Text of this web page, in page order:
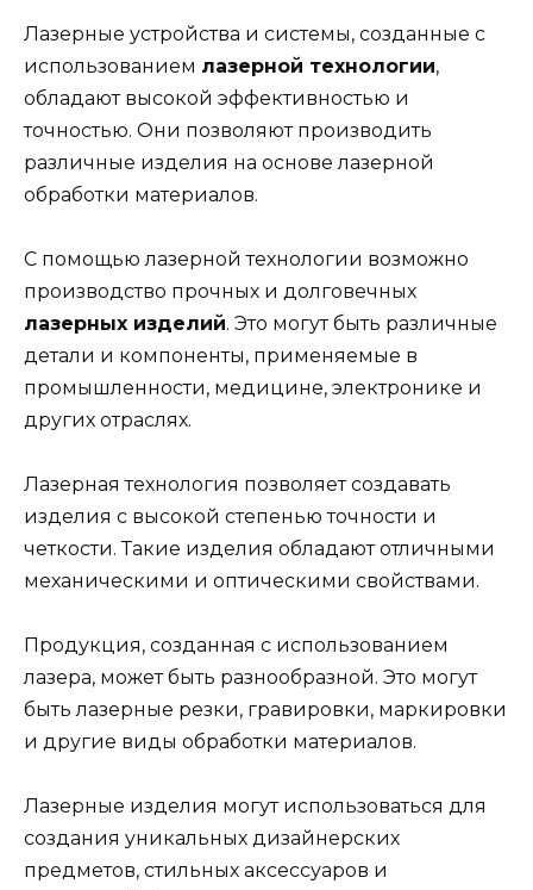
Лазерные устройства и системы, созданные с
использованием лазерной технологии,
обладают высокой эффективностью и
точностью. Они позволяют производить
различные изделия на основе лазерной
обработки материалов.
С помощью лазерной технологии возможно
производство прочных и долговечных
лазерных изделий. Это могут быть различные
детали и компоненты, применяемые в
промышленности, медицине, электронике и
других отраслях.
Лазерная технология позволяет создавать
изделия с высокой степенью точности и
четкости. Такие изделия обладают отличными
механическими и оптическими свойствами.
Продукция, созданная с использованием
лазера, может быть разнообразной. Это могут
быть лазерные резки, гравировки, маркировки
и другие виды обработки материалов.
Лазерные изделия могут использоваться для
создания уникальных дизайнерских
предметов, стильных аксессуаров и